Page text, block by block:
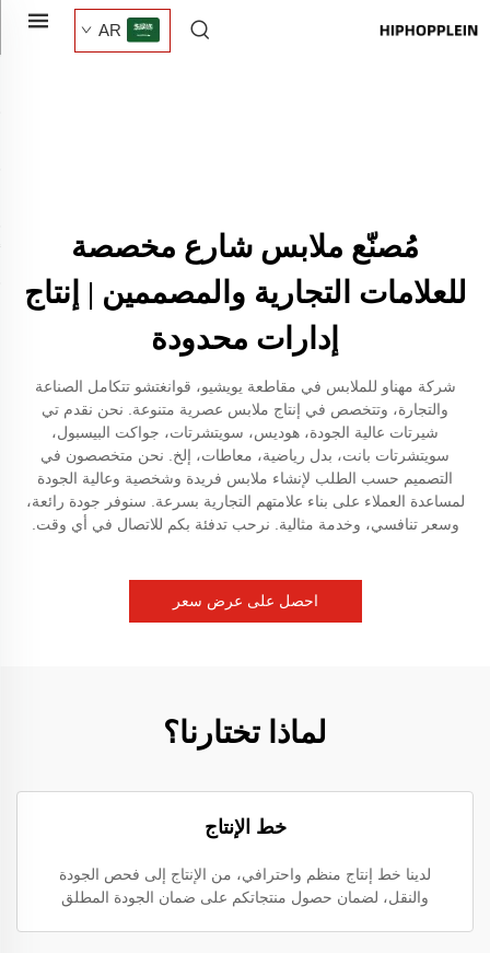
AR
مُصنّع ملابس شارع مخصصة
للعلامات التجارية والمصممين | إنتاج
إدارات محدودة
شركة مهناو للملابس في مقاطعة يويشيو، قوانغتشو تتكامل الصناعة
والتجارة، وتتخصص في إنتاج ملابس عصرية متنوعة. نحن نقدم تي
شيرتات عالية الجودة، هوديس، سويتشرتات، جواكت البيسبول،
سويتشرتات بانت، بدل رياضية، معاطات، إلخ. نحن متخصصون في
التصميم حسب الطلب لإنشاء ملابس فريدة وشخصية وعالية الجودة
لمساعدة العملاء على بناء علامتهم التجارية بسرعة. سنوفر جودة رائعة،
وسعر تنافسي، وخدمة مثالية. نرحب تدفئة بكم للاتصال في أي وقت.
احصل على عرض سعر
لماذا تختارنا؟
خط الإنتاج
لدينا خط إنتاج منظم واحترافي، من الإنتاج إلى فحص الجودة
والنقل، لضمان حصول منتجاتكم على ضمان الجودة المطلق